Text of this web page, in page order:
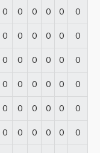
0 0 0 0 0 0
0 0 0 0 0 0
0 0 0 0 0 0
0 0 0 0 0 0
0 0 0 0 0 0
0 0 0 0 0 0